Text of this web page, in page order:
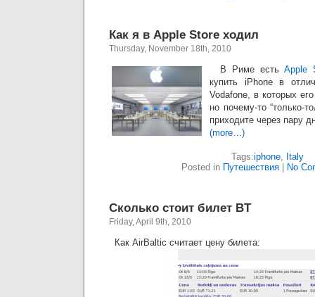
Как я в Apple Store ходил
Thursday, November 18th, 2010
В Риме естьApple
купить iPhone в
Vodafone, в которых
но почему-то “только-
приходите через пару
(more…)
Tags:iphone, Italy
Posted in Путешествия No
Сколько стоит билет BT
Friday, April 9th, 2010
Как AirBaltic считает цену билета: